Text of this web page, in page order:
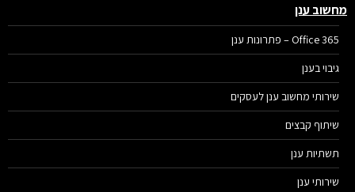
ענן
Office 365 – פתרונות ענן
גיבוי בענן
שירותי מחשוב ענן לעסקים
שיתוף קבצים
תשתיות ענן
שירותי ענן